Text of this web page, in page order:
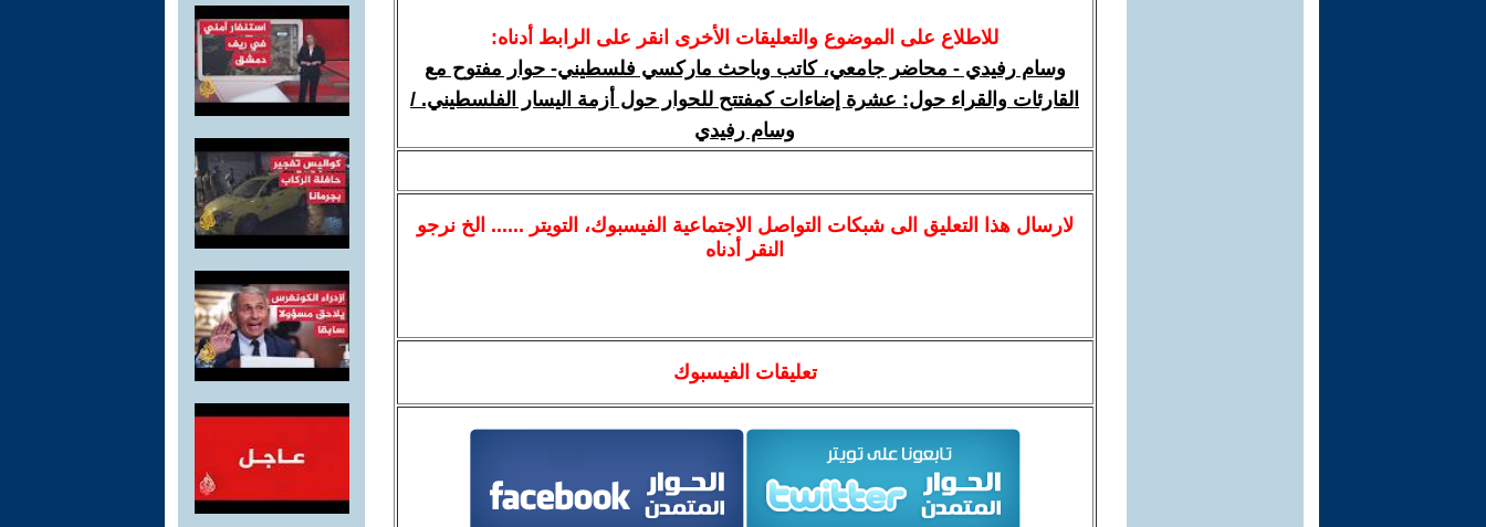
للاطلاع على الموضوع والتعليقات الأخرى انقر على الرابط أدناه:
وسام رفيدي - محاضر جامعي، كاتب وباحث ماركسي فلسطيني- حوار مفتوح مع
القارئات والقراء حول: عشرة إضاءات كمفتتح للحوار حول أزمة اليسار الفلسطيني. /
وسام رفيدي
لارسالهذا التعليق الى شبكات التواصل الاجتماعية الفيسبوك، التويتر ...... الخ نرجو
النقر أدناه
تعليقات الفيسبوك